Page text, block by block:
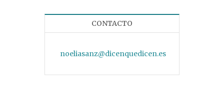
CONTACTO
noeliasanz@dicenquedicen.es